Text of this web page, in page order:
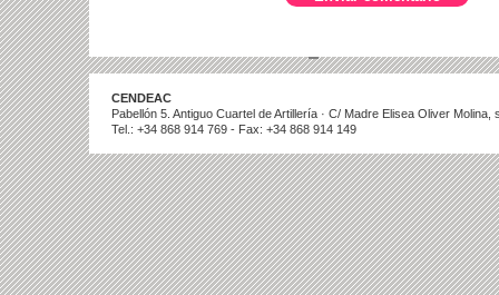
CENDEAC
Pabellón 5. Antiguo Cuartel de Artillería · C/ Madre Elisea Oliver
Tel.: +34 868 914 769 - Fax: +34 868 914 149